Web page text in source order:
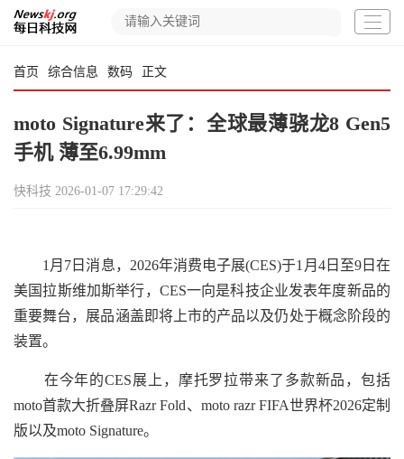
首页 综合信息 数码 正文
moto Signature来了：全球最薄骁龙8 Gen5
手机 薄至6.99mm
快科技 2026-01-07 17:29:42
1月7日消息，2026年消费电子展(CES)于1月4日至9日在
美国拉斯维加斯举行，CES一向是科技企业发表年度新品的
重要舞台，展品涵盖即将上市的产品以及仍处于概念阶段的
装置。
在今年的CES展上，摩托罗拉带来了多款新品，包括
moto首款大折叠屏Razr Fold、moto razr FIFA世界杯2026定制
版以及moto Signature。